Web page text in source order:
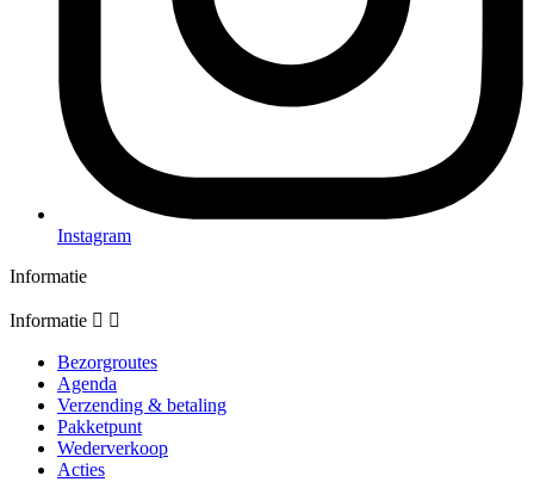
Instagram
Informatie
Informatie  
Bezorgroutes
Agenda
Verzending & betaling
Pakketpunt
Wederverkoop
Acties